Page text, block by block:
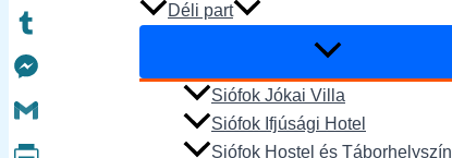
Déli part
Siófok Jókai Villa
Siófok Ifjúsági Hotel
Siófok Hostel és Táborhelyszín
LinkedIn
Tumblr
Messenger
Gmail